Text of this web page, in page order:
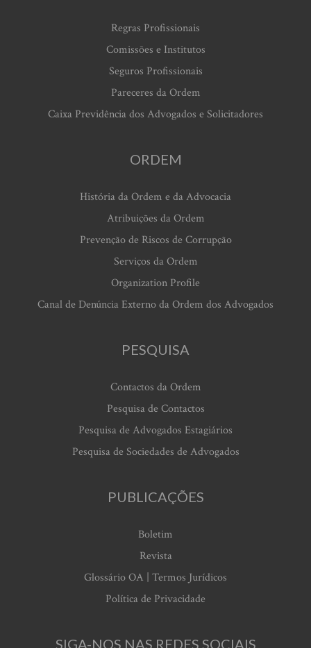
Regras Profissionais
Comissões e Institutos
Seguros Profissionais
Pareceres da Ordem
Caixa Previdência dos Advogados e Solicitadores
ORDEM
História da Ordem e da Advocacia
Atribuições da Ordem
Prevenção de Riscos de Corrupção
Serviços da Ordem
Organization Profile
Canal de Denúncia Externo da Ordem dos Advogados
PESQUISA
Contactos da Ordem
Pesquisa de Contactos
Pesquisa de Advogados Estagiários
Pesquisa de Sociedades de Advogados
PUBLICAÇÕES
Boletim
Revista
Glossário OA | Termos Jurídicos
Política de Privacidade
SIGA-NOS NAS REDES SOCIAIS